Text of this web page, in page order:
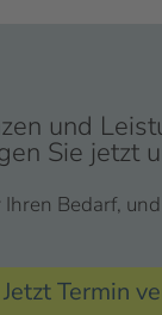
und
Sie jetzt
Bedarf,
Jetzt Termin